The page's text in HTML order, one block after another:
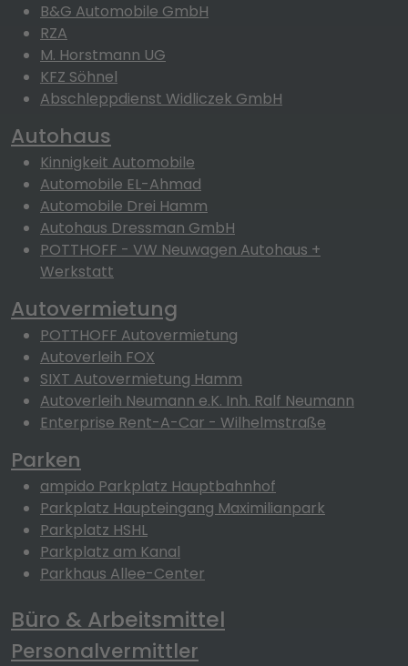
B&G Automobile GmbH
RZA
M. Horstmann UG
KFZ Söhnel
Abschleppdienst Widliczek GmbH
Autohaus
Kinnigkeit Automobile
Automobile EL-Ahmad
Automobile Drei Hamm
Autohaus Dressman GmbH
POTTHOFF - VW Neuwagen Autohaus +
Werkstatt
Autovermietung
POTTHOFF Autovermietung
Autoverleih FOX
SIXT Autovermietung Hamm
Autoverleih Neumann e.K. Inh. Ralf Neumann
Enterprise Rent-A-Car - Wilhelmstraße
Parken
ampido Parkplatz Hauptbahnhof
Parkplatz Haupteingang Maximilianpark
Parkplatz HSHL
Parkplatz am Kanal
Parkhaus Allee-Center
Büro & Arbeitsmittel
Personalvermittler